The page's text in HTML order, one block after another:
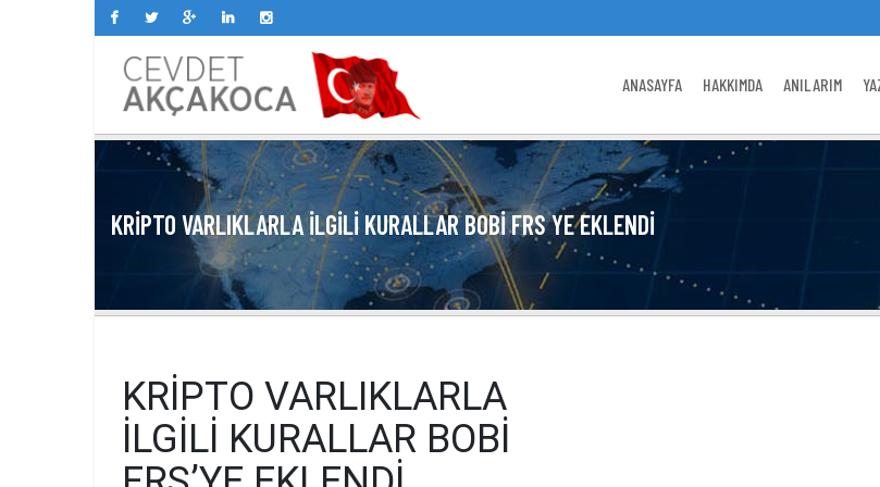
ANASAYFA HAKKIMDA ANILARIM
KRIPTO VARLIKLARLA ILGILI KURALLAR BOBİ FRS YE EKLENDI
KRIPTO VARLIKLARLA
ILGILI KURALLAR BOBİ